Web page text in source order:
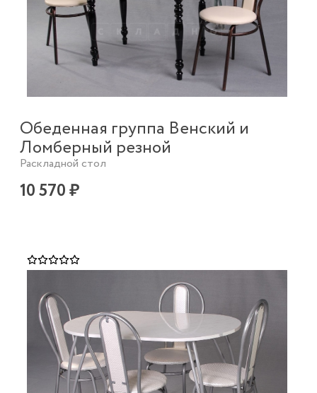
Обеденная группа Венский и
Ломберный резной
Раскладной стол
10 570 ₽